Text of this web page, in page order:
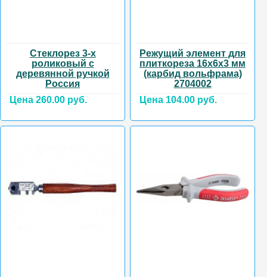
Стеклорез 3-х
роликовый с
деревянной ручкой
Россия
Цена 260.00 руб.
Режущий элемент для
плиткореза 16х6х3 мм
(карбид вольфрама)
2704002
Цена 104.00 руб.